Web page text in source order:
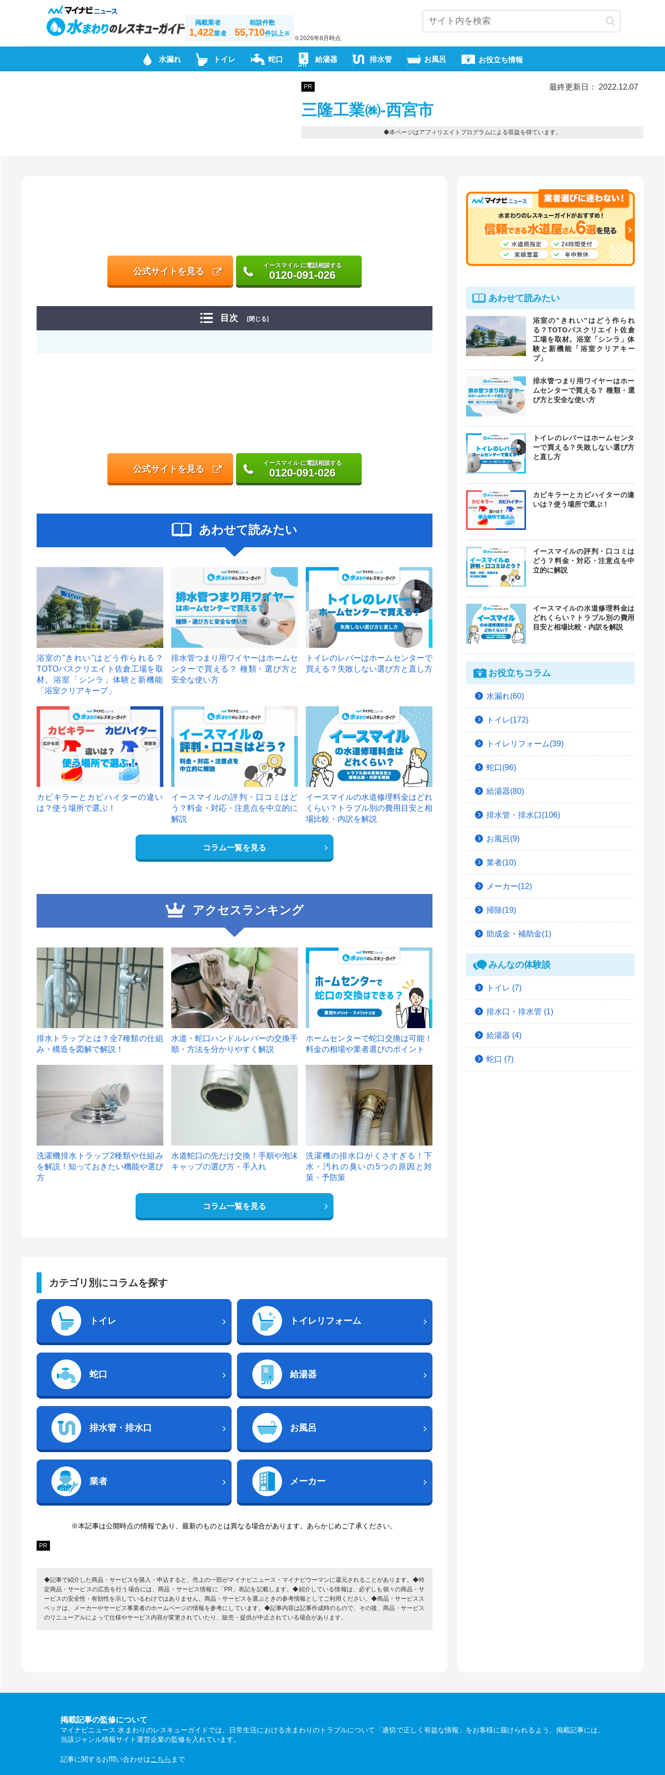
掲載業者
1,422業者
相談件数
55,710件以上※
※2026年8月時点
水漏れ トイレ 蛇口 給湯器 排水管 お風呂 お役立ち情報
PR 最終更新日： 2022.12.07
三隆工業㈱-西宮市
◆本ページはアフィリエイトプログラムによる収益を得ています。
公式サイトを見る
イースマイル に電話相談する
0120-091-026
目次 [閉じる]
公式サイトを見る
イースマイル に電話相談する
0120-091-026
あわせて読みたい
浴室の”きれい”はどう作られる？
TOTOバスクリエイト佐倉工場を取
材。浴室「シンラ」体験と新機能
「浴室クリアキープ」
排水管つまり用ワイヤーはホームセ
ンターで買える？ 種類・選び方と
安全な使い方
トイレのレバーはホームセンターで
買える？失敗しない選び方と直し方
カビキラーとカビハイターの違い
は？使う場所で選ぶ！
イースマイルの評判・口コミはど
う？料金・対応・注意点を中立的に
解説
イースマイルの水道修理料金はどれ
くらい？トラブル別の費用目安と相
場比較・内訳を解説
コラム一覧を見る
アクセスランキング
1
排水トラップとは？全7種類の仕組
み・構造を図解で解説！
2
水道・蛇口ハンドルレバーの交換手
順・方法を分かりやすく解説
ホームセンターで蛇口交換は可能！
料金の相場や業者選びのポイント
洗濯機排水トラップ2種類や仕組み
を解説！知っておきたい機能や選び
方
水道蛇口の先だけ交換！手順や泡沫
キャップの選び方・手入れ
洗濯機の排水口がくさすぎる！下
水・汚れの臭いの5つの原因と対
策・予防策
コラム一覧を見る
カテゴリ別にコラムを探す
トイレ トイレリフォーム
蛇口 給湯器
排水管・排水口 お風呂
業者 メーカー
※本記事は公開時点の情報であり、最新のものとは異なる場合があります。あらかじめご了承ください。
PR
◆記事で紹介した商品・サービスを購入・申込すると、売上の一部がマイナビニュース・マイナビウーマンに還元されることがあります。◆特
定商品・サービスの広告を行う場合には、商品・サービス情報に「PR」表記を記載します。◆紹介している情報は、必ずしも個々の商品・サ
ービスの安全性・有効性を示しているわけではありません。商品・サービスを選ぶときの参考情報としてご利用ください。◆商品・サービスス
ペックは、メーカーやサービス事業者のホームページの情報を参考にしています。◆記事内容は記事作成時のもので、その後、商品・サービス
のリニューアルによって仕様やサービス内容が変更されていたり、販売・提供が中止されている場合があります。
あわせて読みたい
浴室の”きれい”はどう作られ
る？TOTOバスクリエイト佐倉
工場を取材。浴室「シンラ」体
験と新機能「浴室クリアキー
プ」
排水管つまり用ワイヤーはホー
ムセンターで買える？ 種類・選
び方と安全な使い方
トイレのレバーはホームセンタ
ーで買える？失敗しない選び方
と直し方
カビキラーとカビハイターの違
いは？使う場所で選ぶ！
イースマイルの評判・口コミは
どう？料金・対応・注意点を中
立的に解説
イースマイルの水道修理料金は
どれくらい？トラブル別の費用
目安と相場比較・内訳を解説
お役立ちコラム
水漏れ(60)
トイレ(172)
トイレリフォーム(39)
蛇口(96)
給湯器(80)
排水管・排水口(106)
お風呂(9)
業者(10)
メーカー(12)
掃除(19)
助成金・補助金(1)
みんなの体験談
トイレ (7)
排水口・排水管 (1)
給湯器 (4)
蛇口 (7)
掲載記事の監修について
マイナビニュース 水まわりのレスキューガイドでは、日常生活における水まわりのトラブルについて「適切で正しく有益な情報」をお客様に届けられるよう、掲載記事には、
当該ジャンル情報サイト運営企業の監修を入れています。
記事に関するお問い合わせはこちら まで